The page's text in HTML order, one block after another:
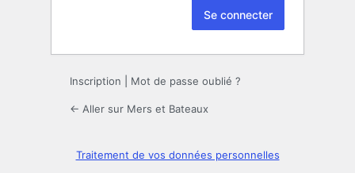
Inscription Mot de passe oublié ?
← Aller sur Mers et Bateaux
Traitement de vos données personnelles